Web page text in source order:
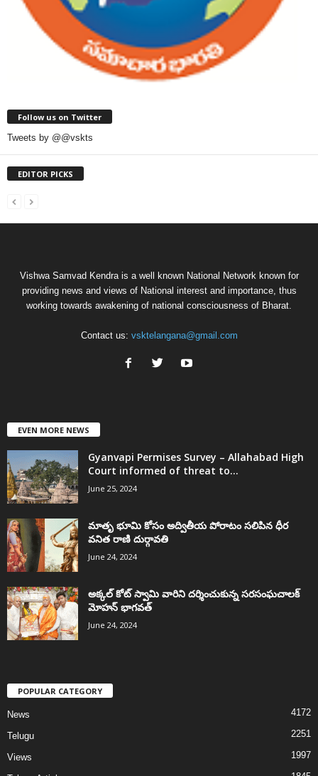
Follow us on Twitter
Tweets by @@vskts
EDITOR PICKS
Vishwa Samvad Kendra is a well known National Network known for
providing news and views of National interest and importance, thus
working towards awakening of national consciousness of Bharat.
Contact us: vsktelangana@gmail.com
EVEN MORE NEWS
Gyanvapi Permises Survey – Allahabad High
Court informed of threat to...
June 25, 2024
మాతృ భూమి కోసం అద్వితీయ పోరాటం సలిపిన ధీర
వనిత రాణి దుర్గావతి
June 24, 2024
అక్కల్‌ కోట్‌ స్వామి వారిని దర్శించుకున్న సరసంఘచాలక్
మోహన్ భాగవత్
June 24, 2024
POPULAR CATEGORY
News 4172
Telugu 2251
Views 1997